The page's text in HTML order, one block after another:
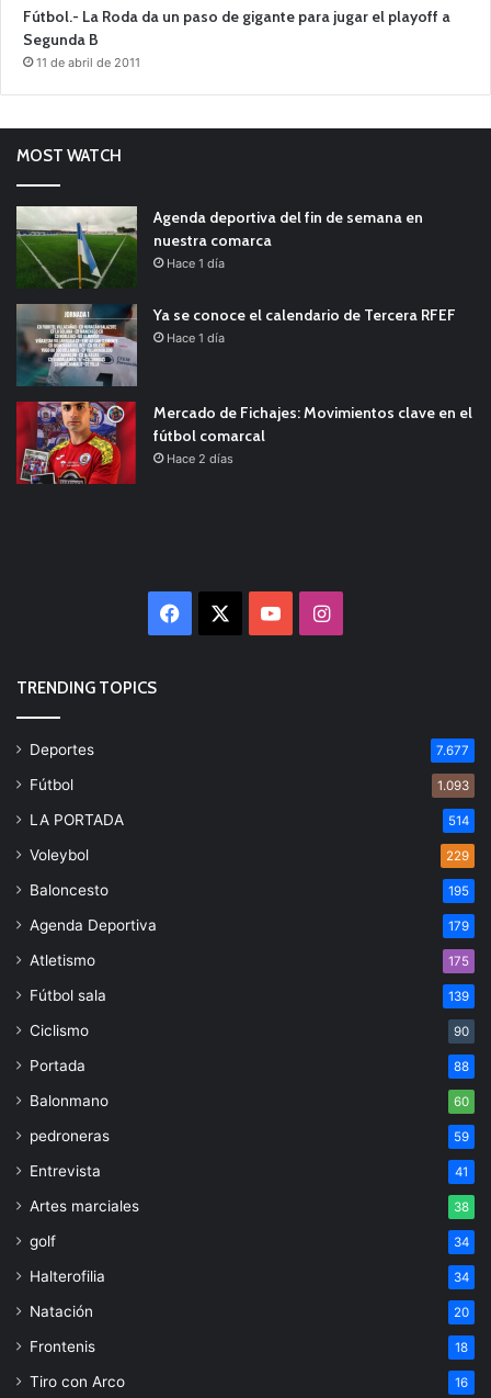
Fútbol.- La Roda da un paso de gigante para jugar el playoff a
Segunda B
11 de abril de 2011
MOST WATCH
Agenda deportiva del fin de semana en
nuestra comarca
Hace 1 día
Ya se conoce el calendario de Tercera RFEF
Hace 1 día
Mercado de Fichajes: Movimientos clave en el
fútbol comarcal
Hace 2 días
Facebook YouTubeInstagram
TRENDING TOPICS
Deportes 7.677
Fútbol 1.093
LA PORTADA 514
Voleybol 229
Baloncesto 195
Agenda Deportiva 179
Atletismo 175
Fútbol sala 139
Ciclismo 90
Portada 88
Balonmano 60
pedroneras 59
Entrevista 41
Artes marciales 38
golf 34
Halterofilia 34
Natación 20
Frontenis 18
Tiro con Arco 16